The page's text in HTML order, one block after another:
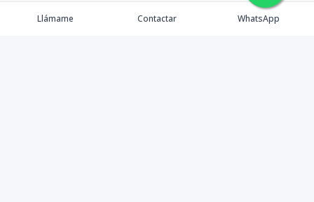
Llámame Contactar WhatsApp